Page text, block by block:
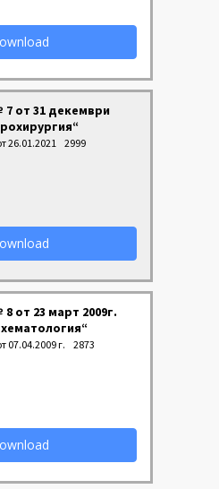
от 31 декември
26.01.2021 2999
от 23 март 2009г.
07.04.2009 г.
2873